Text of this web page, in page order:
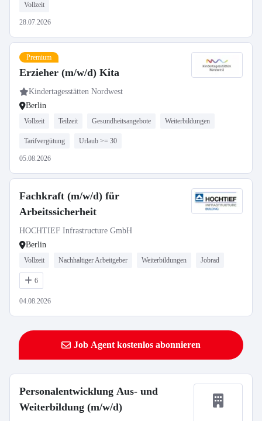
Vollzeit
28.07.2026
Premium
Erzieher (m/w/d) Kita
Kindertagesstätten Nordwest
Berlin
Vollzeit Teilzeit Gesundheitsangebote Weiterbildungen
Tarifvergütung Urlaub >= 30
05.08.2026
Fachkraft (m/w/d) für
Arbeitssicherheit
HOCHTIEF Infrastructure GmbH
Berlin
Vollzeit Nachhaltiger Arbeitgeber Weiterbildungen Jobrad
6
04.08.2026
Job Agent kostenlos abonnieren
Personalentwicklung Aus- und
Weiterbildung (m/w/d)